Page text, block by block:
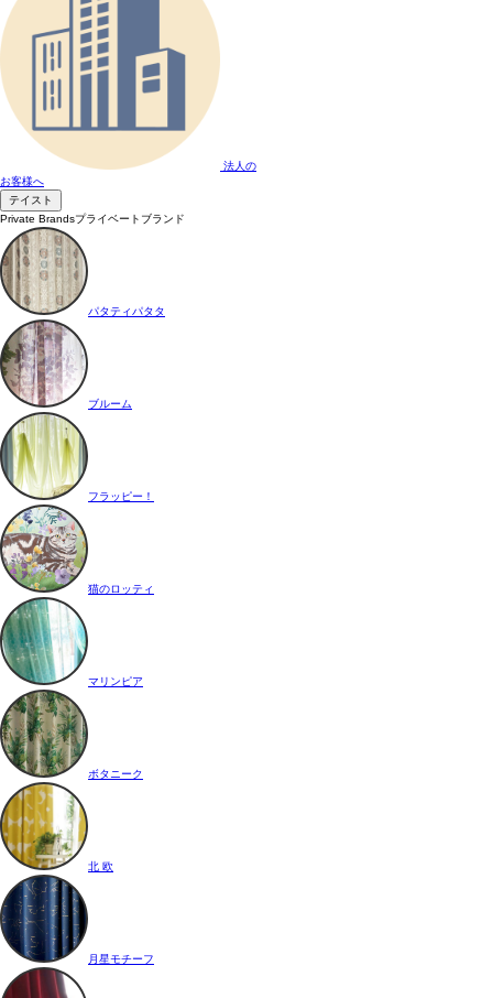
法人の
お客様へ
テイスト
Private Brandsプライベートブランド
パタティパタタ
ブルーム
フラッピー！
猫のロッティ
マリンピア
ボタニーク
北 欧
月星モチーフ